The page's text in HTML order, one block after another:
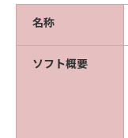
(2) お客様は
複製物のすべ
り、本契約書
(3) お客様が
した場合、本
(4) お客様は
した場合、速
名称
ソフト概要